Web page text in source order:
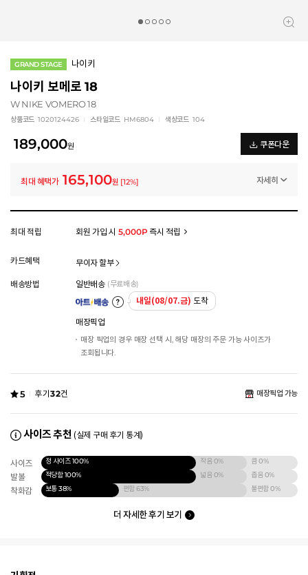
GRAND STAGE 나이키
나이키 보메로 18
W NIKE VOMERO 18
상품코드 1020124426 스타일코드 HM6804 색상코드 104
189,000원 쿠폰다운
최대 혜택가 165,100원 [12%] 자세히
플러스쿠폰
멤버십 상시 할인
모든 혜택이 적용된 금액으로, 실제 결제 금액과는 차이가 있을 수 있습니다.
최대 적립 회원 가입 시 5,000P즉시 적립
카드혜택 무이자 할부
배송방법 일반배송 (무료배송)
내일(08/07.금) 도착
매장픽업
매장 픽업의 경우 매장 선택 시, 해당 매장의 주문 가능 사이즈가
조회됩니다.
5 후기32건 매장픽업 가능
사이즈 추천 (실제 구매 후기 통계)
사이즈 정 사이즈100% 작음0% 큼0%
발볼 적당함100% 넓음0% 좁음0%
착화감 보통38% 편함63% 불편함0%
더 자세한 후기 보기